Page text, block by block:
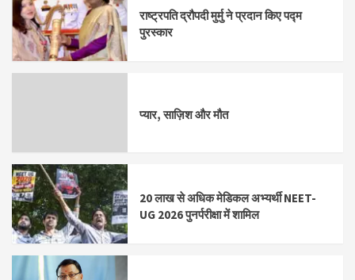
राष्ट्रपति द्रौपदी मुर्मु ने प्रदान किए पद्म
पुरस्कार
प्यार, साज़िश और मौत
20 लाख से अधिक मेडिकल अभ्यर्थी NEET-
UG 2026 पुनर्परीक्षा में शामिल